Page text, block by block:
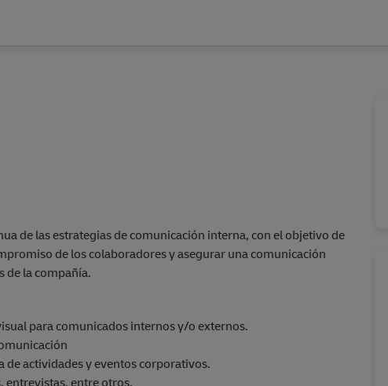
de las estrategias de comunicación interna, con el objetivo de
de los colaboradores y asegurar una comunicación
de la compañía.
para comunicados internos y/o externos.
actividades y eventos corporativos.
entrevistas, entre otros.